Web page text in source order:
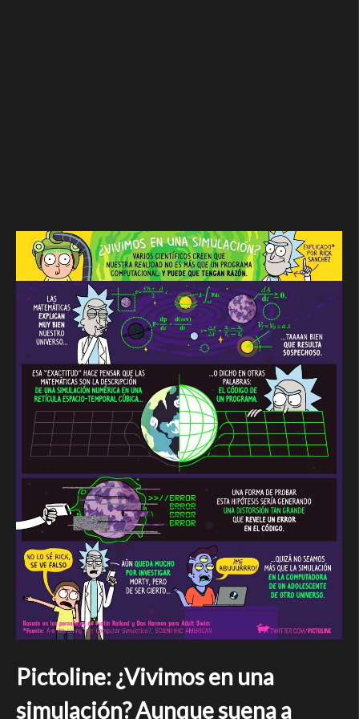
Pictoline: ¿Vivimos en una
simulación? Aunque suena a